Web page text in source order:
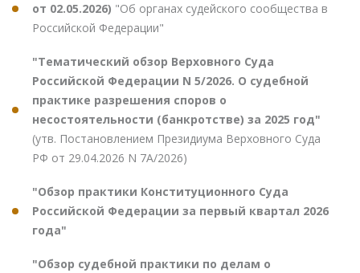
от 02.05.2026) "Об органах судейского сообщества в
Российской Федерации"
"Тематический обзор Верховного Суда
Российской Федерации N 5/2026. О судебной
практике разрешения споров о
несостоятельности (банкротстве) за 2025 год"
(утв. Постановлением Президиума Верховного Суда
РФ от 29.04.2026 N 7А/2026)
"Обзор практики Конституционного Суда
Российской Федерации за первый квартал 2026
года"
"Обзор судебной практики по делам о